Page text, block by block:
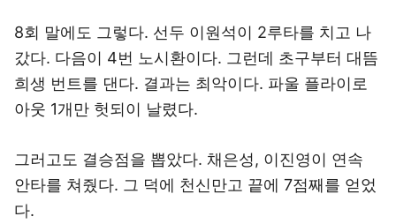
8회 말에도 그렇다. 선두 이원석이 2루타를 치고 나
갔다. 다음이 4번 노시환이다. 그런데 초구부터 대뜸
희생 번트를 댄다. 결과는 최악이다. 파울 플라이로
아웃 1개만 헛되이 날렸다.
그러고도 결승점을 뽑았다. 채은성, 이진영이 연속
안타를 쳐줬다. 그 덕에 천신만고 끝에 7점째를 얻었
다.